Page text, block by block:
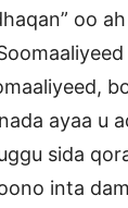
oo
ayaa u
sida
inta